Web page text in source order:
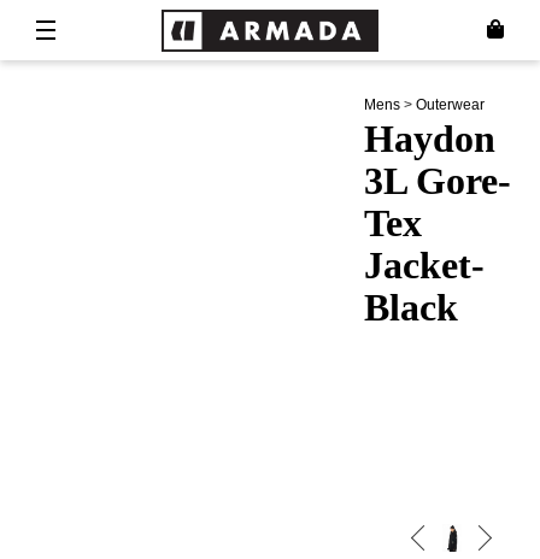
Mens >Outerwear
Haydon
3L Gore-
Tex
Jacket-
Black